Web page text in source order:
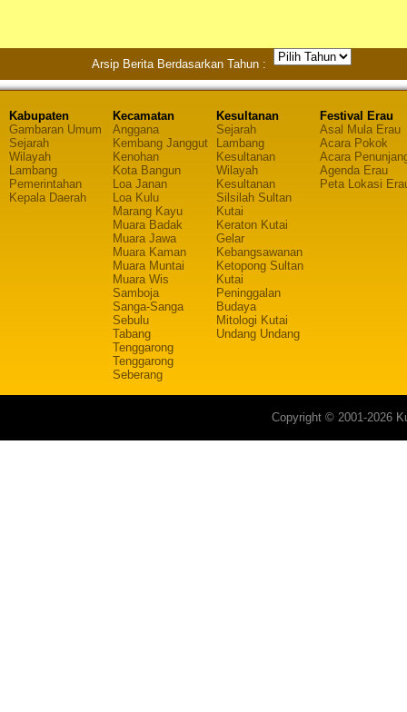
Arsip Berita Berdasarkan Tahun :
Kabupaten
Gambaran Umum
Sejarah
Wilayah
Lambang
Pemerintahan
Kepala Daerah
Kecamatan
Anggana
Kembang Janggut
Kenohan
Kota Bangun
Loa Janan
Loa Kulu
Marang Kayu
Muara Badak
Muara Jawa
Muara Kaman
Muara Muntai
Muara Wis
Samboja
Sanga-Sanga
Sebulu
Tabang
Tenggarong
Tenggarong
Seberang
Kesultanan
Sejarah
Lambang
Kesultanan
Wilayah
Kesultanan
Silsilah Sultan
Kutai
Keraton Kutai
Gelar
Kebangsawanan
Ketopong Sultan
Kutai
Peninggalan
Budaya
Mitologi Kutai
Undang Undang
Festival Erau
Asal Mula Erau
Acara Pokok
Acara
Agenda Erau
Peta Lokasi
Copyright © 2001-2026